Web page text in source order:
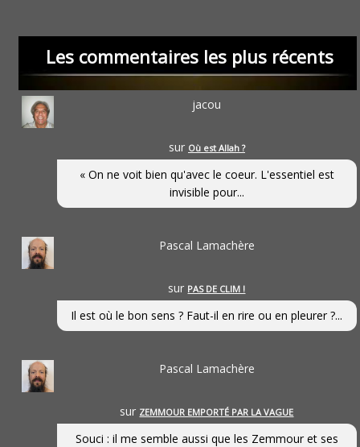
Les commentaires les plus récents
jacou
sur Où est Allah ?
« On ne voit bien qu'avec le coeur. L'essentiel est
invisible pour...
Pascal Lamachère
sur PAS DE CLIM !
Il est où le bon sens ? Faut-il en rire ou en pleurer ?...
Pascal Lamachère
sur ZEMMOUR EMPORTÉ PAR LA VAGUE
Souci : il me semble aussi que les Zemmour et ses